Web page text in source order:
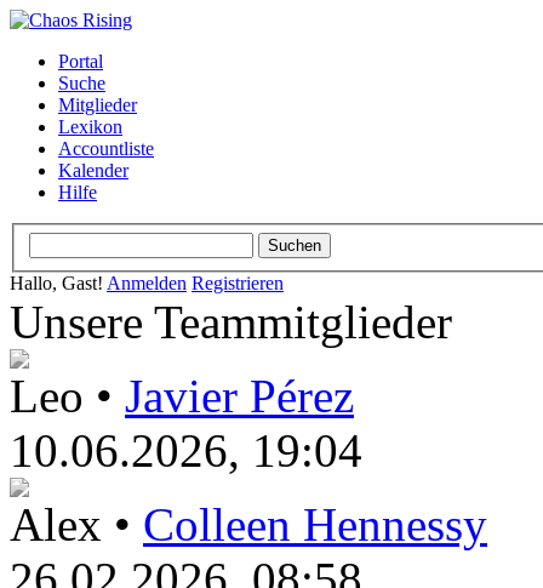
Portal
Suche
Mitglieder
Lexikon
Accountliste
Kalender
Hilfe
Hallo, Gast! Anmelden Registrieren
Unsere Teammitglieder
Leo • Javier Pérez
10.06.2026, 19:04
Alex • Colleen Hennessy